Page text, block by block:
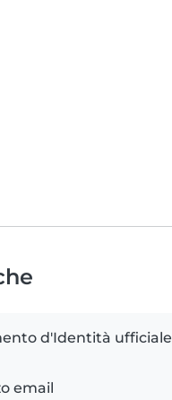
d'Identità ufficiale
email